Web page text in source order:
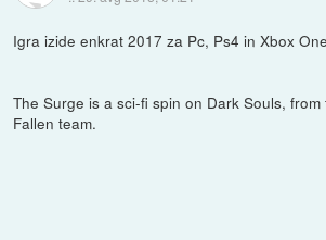
Igra izide enkrat 2017 za Pc, Ps4 in Xbox One
The Surge is a sci-fi spin on Dark Souls,
Fallen team.